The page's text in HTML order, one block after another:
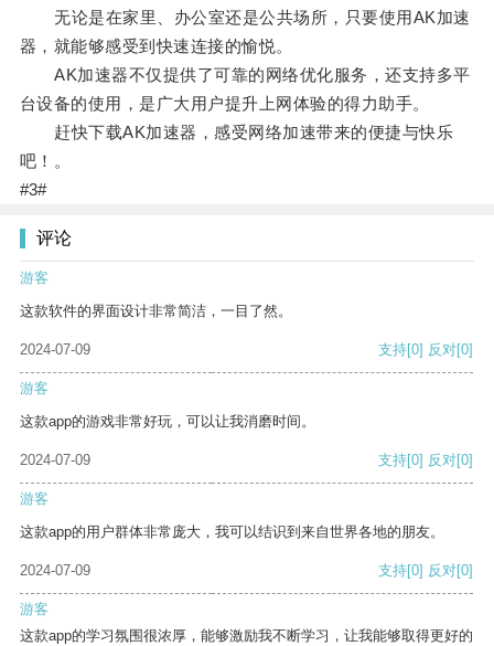
无论是在家里、办公室还是公共场所，只要使用AK加速
器，就能够感受到快速连接的愉悦。
AK加速器不仅提供了可靠的网络优化服务，还支持多平
台设备的使用，是广大用户提升上网体验的得力助手。
赶快下载AK加速器，感受网络加速带来的便捷与快乐
吧！。
#3#
评论
游客
这款软件的界面设计非常简洁，一目了然。
2024-07-09 支持[0] 反对[0]
游客
这款app的游戏非常好玩，可以让我消磨时间。
2024-07-09 支持[0] 反对[0]
游客
这款app的用户群体非常庞大，我可以结识到来自世界各地的朋友。
2024-07-09 支持[0] 反对[0]
游客
这款app的学习氛围很浓厚，能够激励我不断学习，让我能够取得更好的